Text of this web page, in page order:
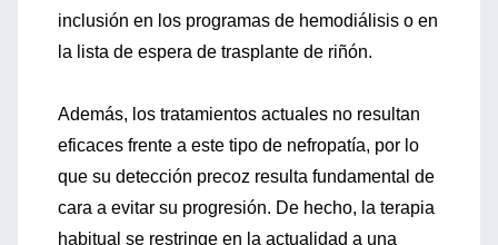
inclusión en los programas de hemodiálisis o en
la lista de espera de trasplante de riñón.
Además, los tratamientos actuales no resultan
eficaces frente a este tipo de nefropatía, por lo
que su detección precoz resulta fundamental de
cara a evitar su progresión. De hecho, la terapia
habitual se restringe en la actualidad a una